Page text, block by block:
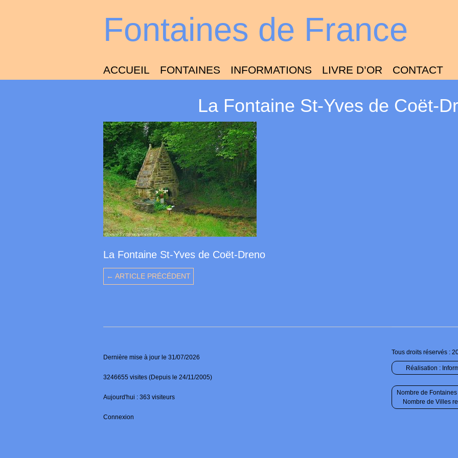
Fontaines de France
ACCUEIL FONTAINES INFORMATIONS LIVRE D’OR CONTACT
La Fontaine St-Yves de Coët-
La Fontaine St-Yves de Coët-Dreno
← ARTICLE PRÉCÉDENT
Dernière mise à jour le 31/07/2026
3246655 visites (Depuis le 24/11/2005)
Aujourd'hui : 363 visiteurs
Connexion
Tous droits réservés :
Réalisation :
Nombre de
Nombre de Villes